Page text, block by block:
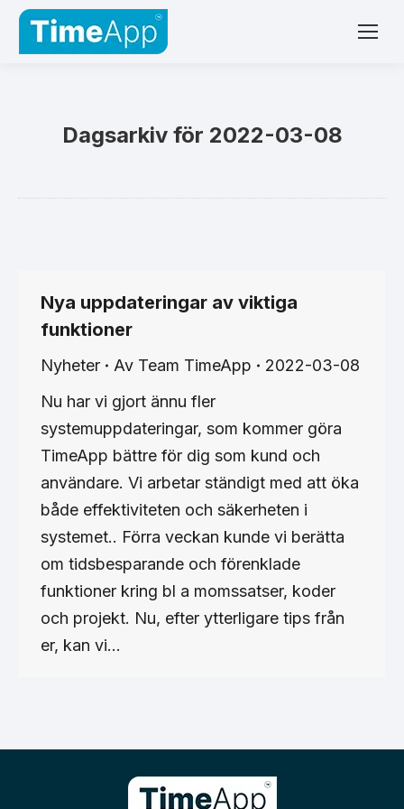
Dagsarkiv för 2022-03-08
Nya uppdateringar av viktiga
funktioner
Nyheter Av Team TimeApp
2022-03-08
Nu har vi gjort ännu fler
systemuppdateringar, som kommer göra
TimeApp bättre för dig som kund och
användare. Vi arbetar ständigt med att öka
både effektiviteten och säkerheten i
systemet.. Förra veckan kunde vi berätta
om tidsbesparande och förenklade
funktioner kring bl a momssatser, koder
och projekt. Nu, efter ytterligare tips från
er, kan vi…